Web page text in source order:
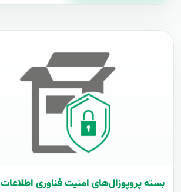
بسته پروپوزال‌های امنیت فناوری اطلاعات